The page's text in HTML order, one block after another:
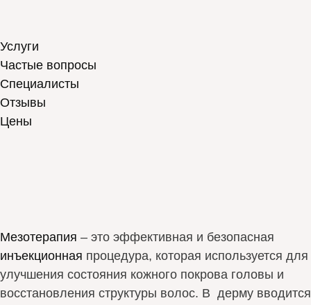
Услуги
Частые вопросы
Специалисты
Отзывы
Цены
Мезотерапия – это эффективная и безопасная
инъекционная процедура, которая используется для
улучшения состояния кожного покрова головы и
восстановления структуры волос. В дерму вводится